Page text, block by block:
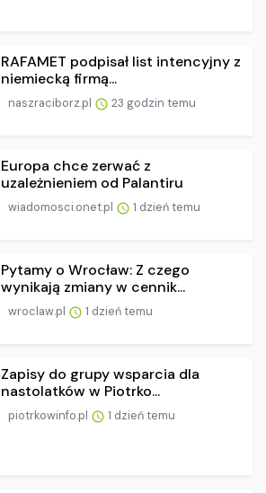
RAFAMET podpisał list intencyjny z
niemiecką firmą...
naszraciborz.pl 23 godzin temu
Europa chce zerwać z
uzależnieniem od Palantiru
wiadomosci.onet.pl 1 dzień temu
Pytamy o Wrocław: Z czego
wynikają zmiany w cennik...
wroclaw.pl 1 dzień temu
Zapisy do grupy wsparcia dla
nastolatków w Piotrko...
piotrkowinfo.pl 1 dzień temu